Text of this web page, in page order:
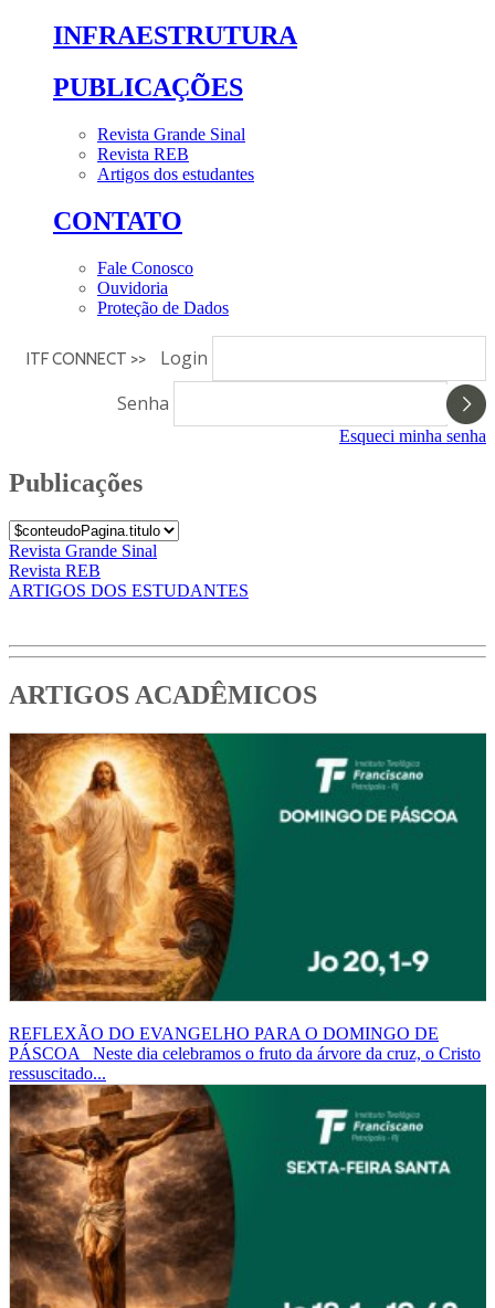
INFRAESTRUTURA
PUBLICAÇÕES
Revista Grande Sinal
Revista REB
Artigos dos estudantes
CONTATO
Fale Conosco
Ouvidoria
Proteção de Dados
ITF CONNECT >>
Login
Senha
Esqueci minha senha
Publicações
Revista Grande Sinal
Revista REB
ARTIGOS DOS ESTUDANTES
ARTIGOS ACADÊMICOS
REFLEXÃO DO EVANGELHO PARA O DOMINGO DE
PÁSCOA
Neste dia celebramos o fruto da árvore da cruz, o Cristo
ressuscitado...